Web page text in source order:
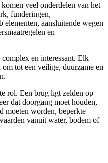
veel onderdelen van het
funderingen,
elementen, aansluitende wegen
en
en interessant. Elk
tot een veilige, duurzame en
rol. Een brug ligt zelden op
dat doorgang moet houden,
moeten worden, beperkte
vanuit water, bodem of